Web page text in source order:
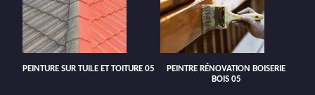
PEINTURE SUR TUILE ET TOITURE 05
PEINTRE RÉNOVATION BOISERIE
BOIS 05